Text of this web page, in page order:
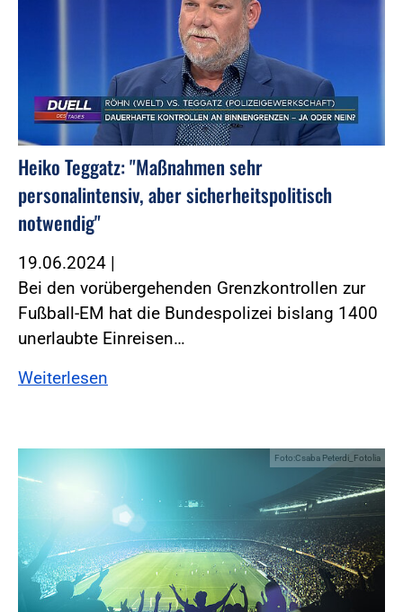
Heiko Teggatz: "Maßnahmen sehr
personalintensiv, aber sicherheitspolitisch
notwendig"
19.06.2024 |
Bei den vorübergehenden Grenzkontrollen zur
Fußball-EM hat die Bundespolizei bislang 1400
unerlaubte Einreisen…
Weiterlesen
Foto:Csaba Peterdi_Fotolia